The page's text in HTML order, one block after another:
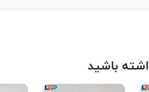
باشید